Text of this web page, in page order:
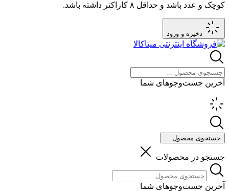
کوچک و عدد باشد و حداقل ۸ کاراکتر داشته باشد.
ذخیره و ورود
آخرین جست‌وجوهای شما
جستجوی محصول ...
جستجو در محصولات
آخرین جست‌وجوهای شما